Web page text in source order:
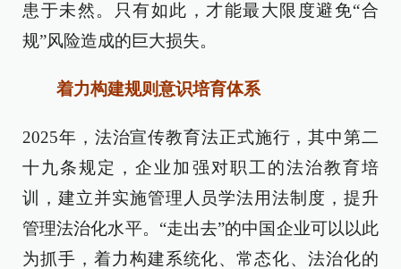
患于未然。只有如此，才能最大限度避免“合
规”风险造成的巨大损失。
着力构建规则意识培育体系
2025年，法治宣传教育法正式施行，其中第二
十九条规定，企业加强对职工的法治教育培
训，建立并实施管理人员学法用法制度，提升
管理法治化水平。“走出去”的中国企业可以以此
为抓手，着力构建系统化、常态化、法治化的